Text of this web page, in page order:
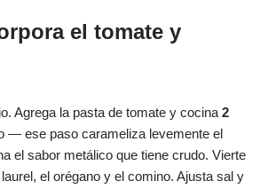
el tomate y
Agrega la pasta de tomate y cocina 2
— ese paso carameliza levemente el
el sabor metálico que tiene crudo. Vierte
el orégano y el comino. Ajusta sal y